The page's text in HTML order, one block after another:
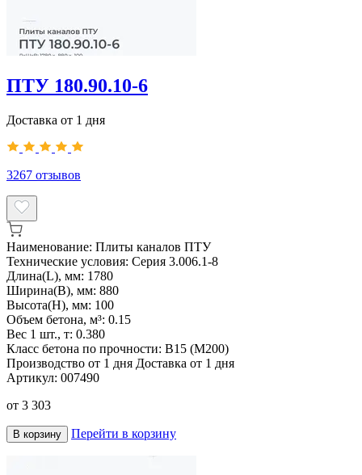
ПТУ 180.90.10-6
Доставка от 1 дня
3267 отзывов
Наименование: Плиты каналов ПТУ
Технические условия: Серия 3.006.1-8
Длина(L), мм: 1780
Ширина(B), мм: 880
Высота(H), мм: 100
Объем бетона, м³: 0.15
Вес 1 шт., т: 0.380
Класс бетона по прочности: В15 (М200)
Производство от 1 дня Доставка от 1 дня
Артикул: 007490
от 3 303
В корзину Перейти в корзину